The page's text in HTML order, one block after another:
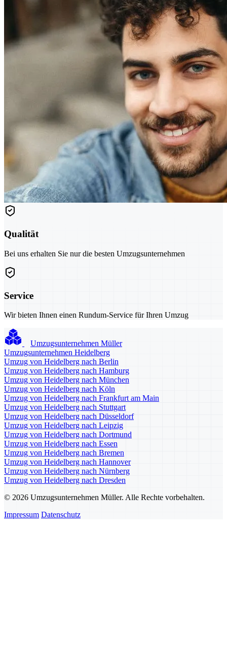
Qualität
Bei uns erhalten Sie nur die besten Umzugsunternehmen
Service
Wir bieten Ihnen einen Rundum-Service für Ihren Umzug
Umzugsunternehmen Müller
Umzugsunternehmen Heidelberg
Umzug von Heidelberg nach Berlin
Umzug von Heidelberg nach Hamburg
Umzug von Heidelberg nach München
Umzug von Heidelberg nach Köln
Umzug von Heidelberg nach Frankfurt am Main
Umzug von Heidelberg nach Stuttgart
Umzug von Heidelberg nach Düsseldorf
Umzug von Heidelberg nach Leipzig
Umzug von Heidelberg nach Dortmund
Umzug von Heidelberg nach Essen
Umzug von Heidelberg nach Bremen
Umzug von Heidelberg nach Hannover
Umzug von Heidelberg nach Nürnberg
Umzug von Heidelberg nach Dresden
© 2026 Umzugsunternehmen Müller. Alle Rechte vorbehalten.
Impressum Datenschutz